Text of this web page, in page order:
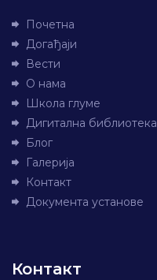
Почетна
Догађаји
Вести
О нама
Школа глуме
Дигитална библиотека
Блог
Галерија
Контакт
Документа установе
Контакт